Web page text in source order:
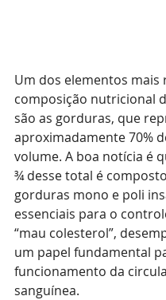
Um dos elementos mais
composição nutricional
são as gorduras, que
aproximadamente 70%
volume. A boa notícia é
¾ desse total é
gorduras mono e poli
essenciais para o
“mau colesterol”,
um papel fundamental
funcionamento da
sanguínea.